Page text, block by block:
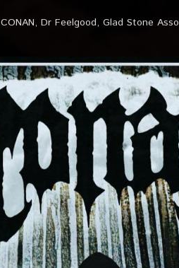
CONAN, Dr Feelgood, Glad Stone Asso